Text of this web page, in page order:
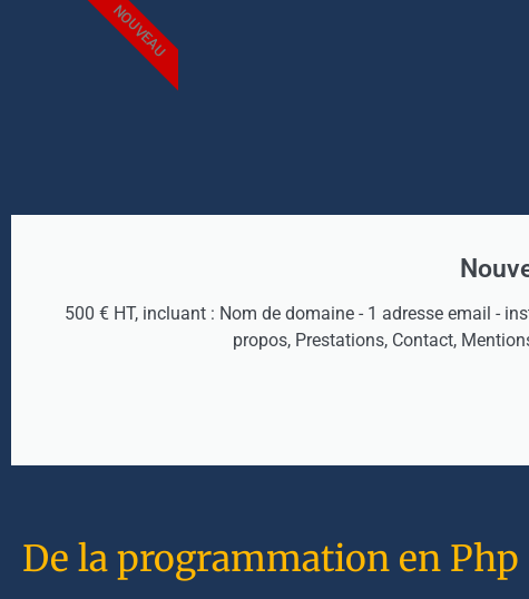
500 € HT, incluant : Nom de domaine - 1 adresse email -
propos, Prestations, Contact,
NOUVEAU
De la programmation en Php